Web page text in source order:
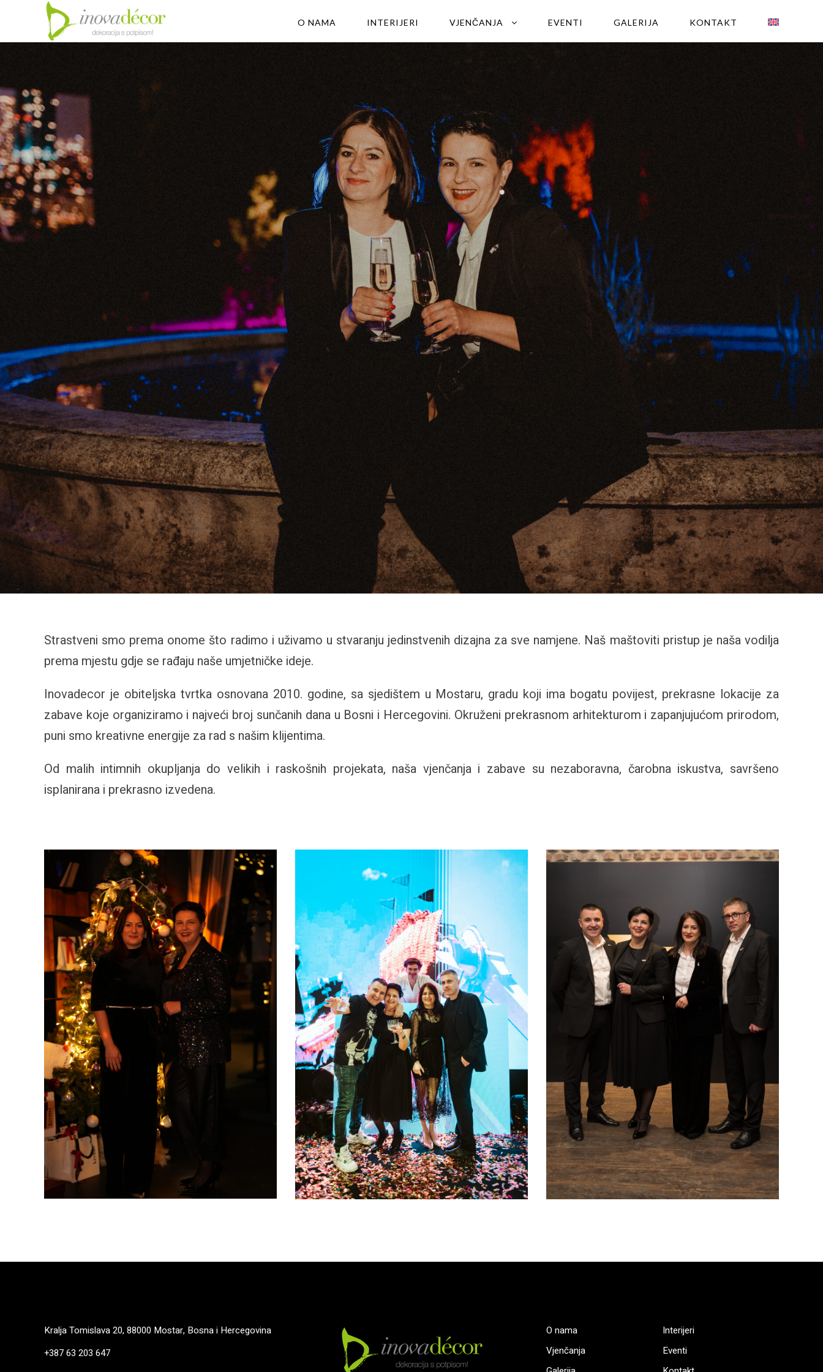
O NAMA INTERIJERI VJENČANJA EVENTI GALERIJA KONTAKT
Strastveni smo prema onome što radimo i uživamo u stvaranju jedinstvenih dizajna za sve namjene. Naš maštoviti pristup je naša vodilja
prema mjestu gdje se rađaju naše umjetničke ideje.
Inovadecor je obiteljska tvrtka osnovana 2010. godine, sa sjedištem u Mostaru, gradu koji ima bogatu povijest, prekrasne lokacije za
zabave koje organiziramo i najveći broj sunčanih dana u Bosni i Hercegovini. Okruženi prekrasnom arhitekturom i zapanjujućom prirodom,
puni smo kreativne energije za rad s našim klijentima.
Od malih intimnih okupljanja do velikih i raskošnih projekata, naša vjenčanja i zabave su nezaboravna, čarobna iskustva, savršeno
isplanirana i prekrasno izvedena.
Kralja Tomislava 20, 88000 Mostar, Bosna i Hercegovina
+387 63 203 647
O nama
Interijeri
Vjenčanja
Eventi